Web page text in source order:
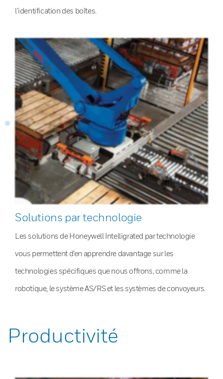
l’identification des boîtes.
Solutions par technologie
Les solutions de Honeywell Intelligrated par technologie
vous permettent d’en apprendre davantage sur les
technologies spécifiques que nous offrons, comme la
robotique, le système AS/RS et les systèmes de convoyeurs.
Productivité